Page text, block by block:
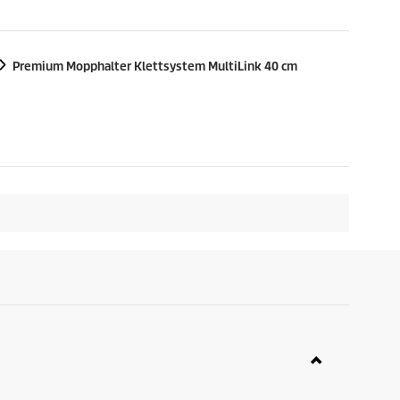
Premium Mopphalter Klettsystem MultiLink 40 cm